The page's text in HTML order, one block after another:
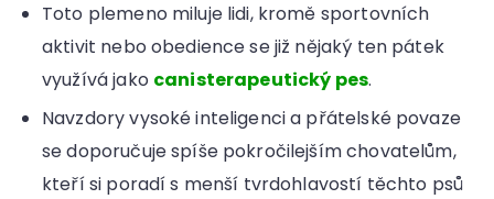
Toto plemeno miluje lidi, kromě sportovních
aktivit nebo obedience se již nějaký ten pátek
využívá jako canisterapeutický pes.
Navzdory vysoké inteligenci a přátelské povaze
se doporučuje spíše pokročilejším chovatelům,
kteří si poradí s menší tvrdohlavostí těchto psů